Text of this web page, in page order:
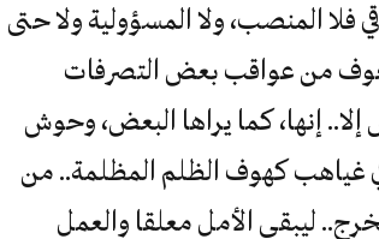
فلا المنصب، ولا المسؤولية ولا حتى
من عواقب بعض التصرفات
إنها، كما يراها البعض، وحوش
غياهب كهوف الظلم المظلمة.. من
ليبقى الأمل معلقا والعمل